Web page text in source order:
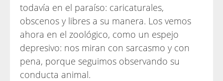
todavía en el paraíso: caricaturales,
obscenos y libres a su manera. Los vemos
ahora en el zoológico, como un espejo
depresivo: nos miran con sarcasmo y con
pena, porque seguimos observando su
conducta animal.